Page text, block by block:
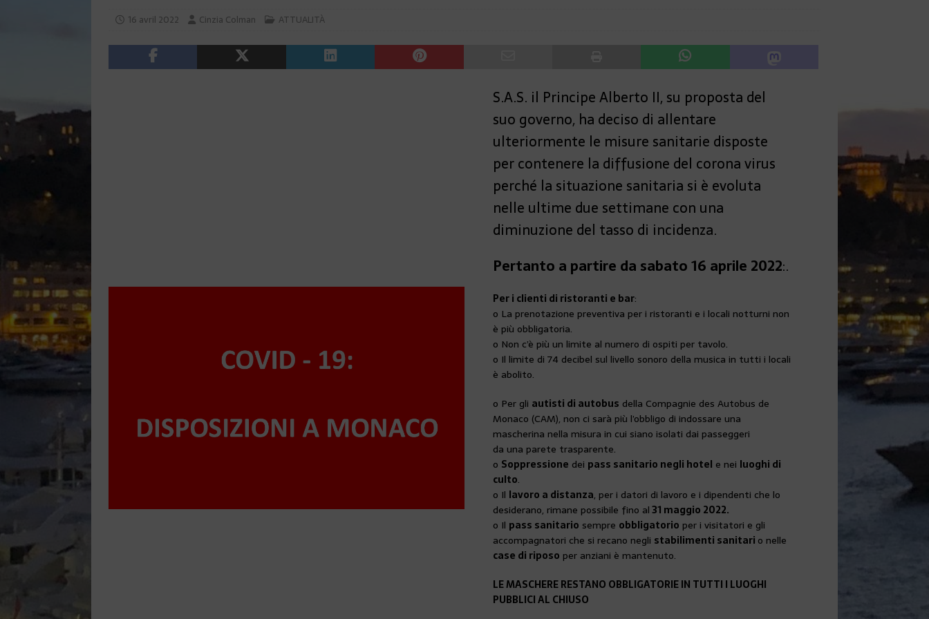
16 avril 2022 Cinzia Colman ATTUALITÀ
S.A.S. il Principe Alberto II, su proposta del
suo governo, ha deciso di allentare
ulteriormente le misure sanitarie disposte
per contenere la diffusione del corona virus
perché la situazione sanitaria si è evoluta
nelle ultime due settimane con una
diminuzione del tasso di incidenza.
Pertanto a partire da sabato 16 aprile 2022:.
Per i clienti di ristoranti e bar:
o La prenotazione preventiva per i ristoranti e i locali notturni non
è più obbligatoria.
o Non c’è più un limite al numero di ospiti per tavolo.
o Il limite di 74 decibel sul livello sonoro della musica in tutti i locali
è abolito.
o Per gli autisti di autobus della Compagnie des Autobus de
Monaco (CAM), non ci sarà più l’obbligo di indossare una
mascherina nella misura in cui siano isolati dai passeggeri
da una parete trasparente.
o Soppressione dei pass sanitario negli hotel e nei luoghi di
culto.
o Il lavoro a distanza, per i datori di lavoro e i dipendenti che lo
desiderano, rimane possibile fino al31 maggio 2022.
o Il pass sanitario sempre obbligatorio per i visitatori e gli
accompagnatori che si recano negli stabilimenti sanitari o nelle
case di riposo per anziani è mantenuto.
LE MASCHERE RESTANO OBBLIGATORIE IN TUTTI I LUOGHI
PUBBLICI AL CHIUSO